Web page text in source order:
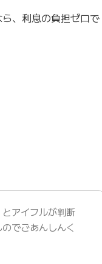
、利息の負担ゼロで
アイフルが判断
でごあんしんく